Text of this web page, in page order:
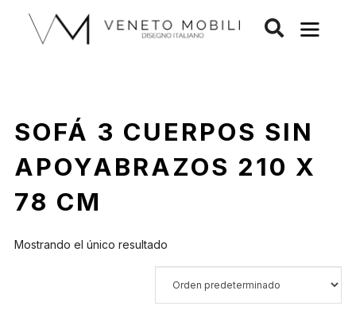
contenido
SOFÁ 3 CUERPOS SIN
APOYABRAZOS 210 X
78 CM
Mostrando el único resultado